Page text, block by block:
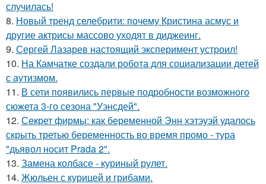
случилась!
8. Новый тренд селебрити: почему Кристина асмус и
другие актрисы массово уходят в диджеинг.
9. Сергей Лазарев настоящий эксперимент устроил!
10. На Камчатке создали робота для социализации детей
с аутизмом.
11. В сети появились первые подробности возможного
сюжета 3-го сезона "Уэнсдей".
12. Секрет фирмы: как беременной Энн хэтэуэй удалось
скрыть третью беременность во время промо - тура
"дьявол носит Prada 2".
13. Замена колбасе - куриный рулет.
14. Жюльен с курицей и грибами.